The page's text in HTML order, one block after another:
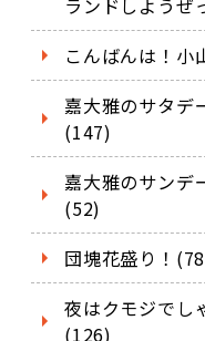
こんばんは！小
嘉大雅のサタデ
(147)
嘉大雅のサンデ
(52)
団塊花盛り！
夜はクモジでし
(126)